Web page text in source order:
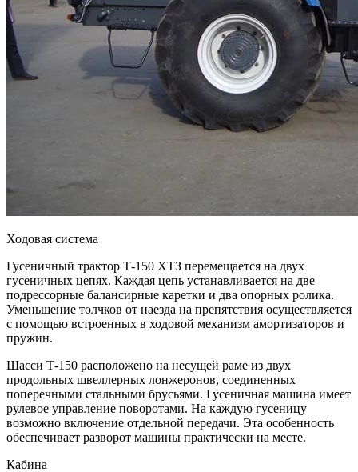
Ходовая система
Гусеничный трактор Т-150 ХТЗ перемещается на двух
гусеничных цепях. Каждая цепь устанавливается на две
подрессорные балансирные каретки и два опорных ролика.
Уменьшение толчков от наезда на препятствия осуществляется
с помощью встроенных в ходовой механизм амортизаторов и
пружин.
Шасси Т-150 расположено на несущей раме из двух
продольных швеллерных лонжеронов, соединенных
поперечными стальными брусьями. Гусеничная машина имеет
рулевое управление поворотами. На каждую гусеницу
возможно включение отдельной передачи. Эта особенность
обеспечивает разворот машины практически на месте.
Кабина